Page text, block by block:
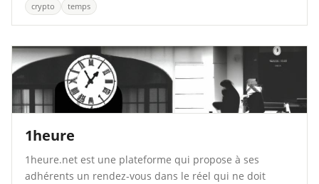
crypto temps
1heure
1heure.net est une plateforme qui propose à ses
adhérents un rendez-vous dans le réel qui ne doit